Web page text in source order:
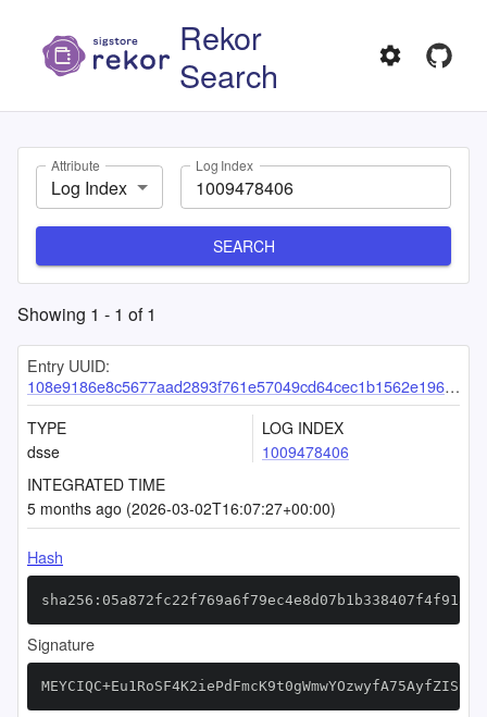
Rekor
Search
Attribute
Log Index
Log Index
SEARCH
Showing 1 - 1 of1
Entry UUID:
108e9186e8c5677aad2893f761e57049cd64cec1b1562e196affa25e0284983bc6434214d863d4f1
TYPE
dsse
LOG INDEX
1009478406
INTEGRATED TIME
5 months ago (2026-03-02T16:07:27+00:00)
Hash
Signature